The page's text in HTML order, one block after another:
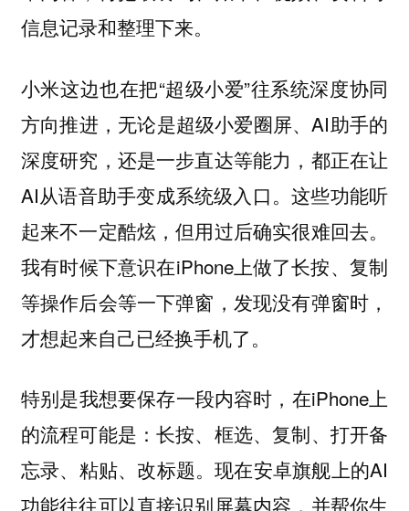
信息记录和整理下来。
小米这边也在把“超级小爱”往系统深度协同
方向推进，无论是超级小爱圈屏、AI助手的
深度研究，还是一步直达等能力，都正在让
AI从语音助手变成系统级入口。这些功能听
起来不一定酷炫，但用过后确实很难回去。
我有时候下意识在iPhone上做了长按、复制
等操作后会等一下弹窗，发现没有弹窗时，
才想起来自己已经换手机了。
特别是我想要保存一段内容时，在iPhone上
的流程可能是：长按、框选、复制、打开备
忘录、粘贴、改标题。现在安卓旗舰上的AI
功能往往可以直接识别屏幕内容，并帮你生